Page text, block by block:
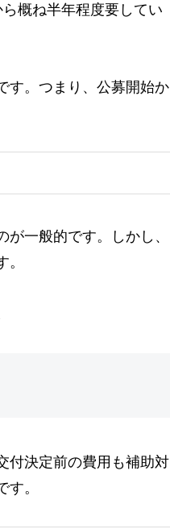
概ね半年程度要してい
す。つまり、公募開始か
一般的です。しかし、
付決定前の費用も補助対
。